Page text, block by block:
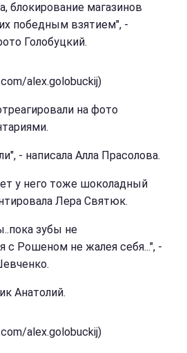
блокирование магазинов
победным взятием", -
Голобуцкий.
alex.golobuckij)
на фото
- написала Алла Прасолова.
у него тоже шоколадный
Лера Святюк.
зубы не
с Рошеном не жалея себя...", -
Анатолий.
alex.golobuckij)